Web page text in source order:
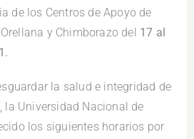
de los Centros de Apoyo de
y Chimborazo del 17 al
la salud e integridad de
la Universidad Nacional de
los siguientes horarios por